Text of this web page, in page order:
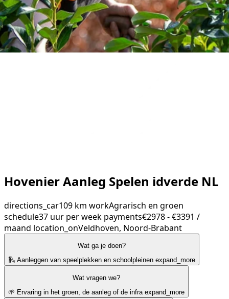
Hovenier Aanleg Spelen idverde NL
directions_car109 km workAgrarisch en groen
schedule37 uur per week payments€2978 - €3391 /
maand location_onVeldhoven, Noord-Brabant
Wat ga je doen?
🛝 Aanleggen van speelplekken en schoolpleinen expand_more
Wat vragen we?
🌱 Ervaring in het groen, de aanleg of de infra expand_more